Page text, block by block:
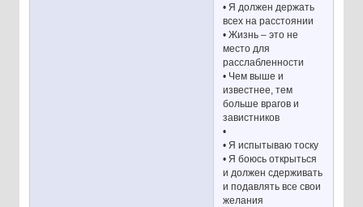
• Я должен держать
всех на расстоянии
• Жизнь – это не
место для
расслабленности
• Чем выше и
известнее, тем
больше врагов и
завистников
•
• Я испытываю тоску
• Я боюсь открыться
и должен сдерживать
и подавлять все свои
желания